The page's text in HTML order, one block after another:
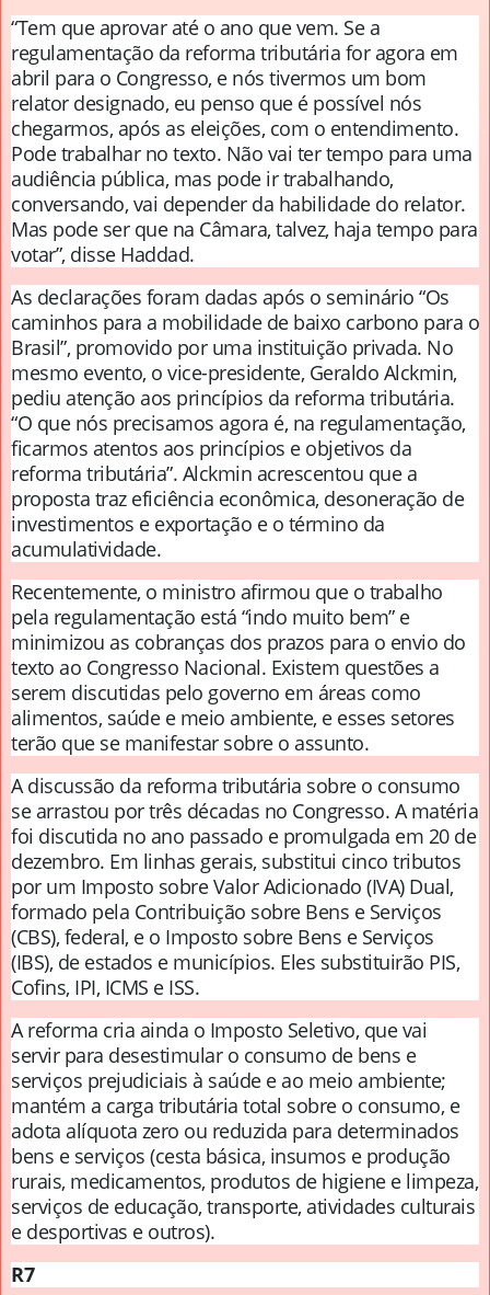
“Tem que aprovar até o ano que vem. Se a
regulamentação da reforma tributária for agora em
abril para o Congresso, e nós tivermos um bom
relator designado, eu penso que é possível nós
chegarmos, após as eleições, com o entendimento.
Pode trabalhar no texto. Não vai ter tempo para uma
audiência pública, mas pode ir trabalhando,
conversando, vai depender da habilidade do relator.
Mas pode ser que na Câmara, talvez, haja tempo para
votar”, disse Haddad.
As declarações foram dadas após o seminário “Os
caminhos para a mobilidade de baixo carbono para o
Brasil”, promovido por uma instituição privada. No
mesmo evento, o vice-presidente, Geraldo Alckmin,
pediu atenção aos princípios da reforma tributária.
“O que nós precisamos agora é, na regulamentação,
ficarmos atentos aos princípios e objetivos da
reforma tributária”. Alckmin acrescentou que a
proposta traz eficiência econômica, desoneração de
investimentos e exportação e o término da
acumulatividade.
Recentemente, o ministro afirmou que o trabalho
pela regulamentação está “indo muito bem” e
minimizou as cobranças dos prazos para o envio do
texto ao Congresso Nacional. Existem questões a
serem discutidas pelo governo em áreas como
alimentos, saúde e meio ambiente, e esses setores
terão que se manifestar sobre o assunto.
A discussão da reforma tributária sobre o consumo
se arrastou por três décadas no Congresso. A matéria
foi discutida no ano passado e promulgada em 20 de
dezembro. Em linhas gerais, substitui cinco tributos
por um Imposto sobre Valor Adicionado (IVA) Dual,
formado pela Contribuição sobre Bens e Serviços
(CBS), federal, e o Imposto sobre Bens e Serviços
(IBS), de estados e municípios. Eles substituirão PIS,
Cofins, IPI, ICMS e ISS.
A reforma cria ainda o Imposto Seletivo, que vai
servir para desestimular o consumo de bens e
serviços prejudiciais à saúde e ao meio ambiente;
mantém a carga tributária total sobre o consumo, e
adota alíquota zero ou reduzida para determinados
bens e serviços (cesta básica, insumos e produção
rurais, medicamentos, produtos de higiene e limpeza,
serviços de educação, transporte, atividades culturais
e desportivas e outros).
R7